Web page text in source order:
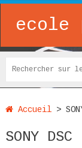
ecole
Accueil>
SONY DSC